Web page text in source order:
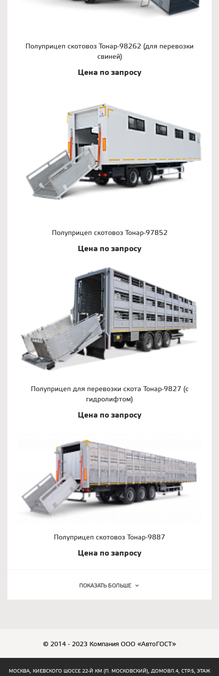
Полуприцеп скотовоз Тонар-98262 (для перевозки
свиней)
Цена по запросу
Полуприцеп скотовоз Тонар-97852
Цена по запросу
Полуприцеп для перевозки скота Тонар-9827 (с
гидролифтом)
Цена по запросу
Полуприцеп скотовоз Тонар-9887
Цена по запросу
ПОКАЗАТЬ БОЛЬШЕ
© 2014 - 2023 Компания ООО «АвтоГОСТ»
МОСКВА, КИЕВСКОГО ШОССЕ 22-Й КМ (П. МОСКОВСКИЙ), ДОМОВЛ.4, СТР.5, ЭТАЖ